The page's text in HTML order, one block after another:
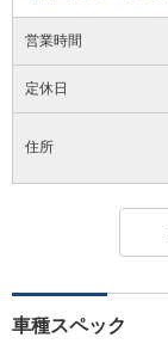
営業時間
定休日
住所
車種スペック